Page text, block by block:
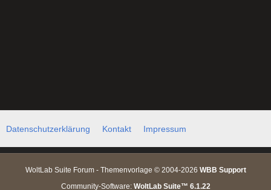
Datenschutzerklärung Kontakt Impressum
WoltLab Suite Forum - Themenvorlage © 2004-2026 WBB Support
Community-Software: WoltLab Suite™ 6.1.22